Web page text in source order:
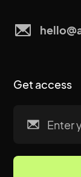
Get access